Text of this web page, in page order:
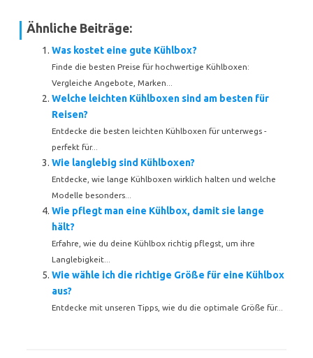
Ähnliche Beiträge:
Was kostet eine gute Kühlbox?
Finde die besten Preise für hochwertige Kühlboxen:
Vergleiche Angebote, Marken...
Welche leichten Kühlboxen sind am besten für
Reisen?
Entdecke die besten leichten Kühlboxen für unterwegs -
perfekt für...
Wie langlebig sind Kühlboxen?
Entdecke, wie lange Kühlboxen wirklich halten und welche
Modelle besonders...
Wie pflegt man eine Kühlbox, damit sie lange
hält?
Erfahre, wie du deine Kühlbox richtig pflegst, um ihre
Langlebigkeit...
Wie wähle ich die richtige Größe für eine Kühlbox
aus?
Entdecke mit unseren Tipps, wie du die optimale Größe für...